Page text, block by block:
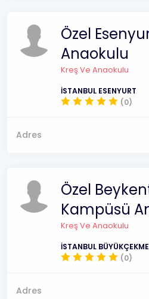
Özel
Anaokulu
Kreş Ve Anaokulu
İSTANBUL ESENYURT
(0)
Adres
Özel
Kampüsü
Kreş Ve Anaokulu
İSTANBUL
(0)
Adres